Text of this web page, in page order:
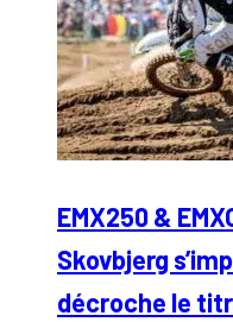
EMX250 &
Skovbjerg
décroche le